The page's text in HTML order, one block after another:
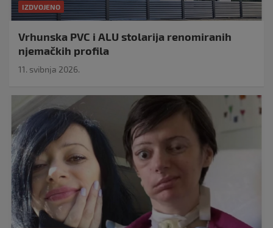
IZDVOJENO
Vrhunska PVC i ALU stolarija renomiranih
njemačkih profila
11. svibnja 2026.